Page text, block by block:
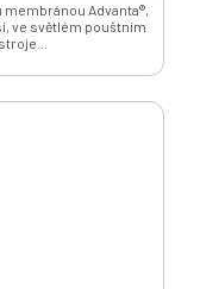
Advanta®,
ve světlém pouštním